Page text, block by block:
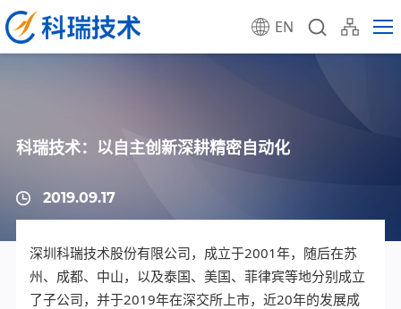
EN
科瑞技术：以自主创新深耕精密自动化
2019.09.17
深圳科瑞技术股份有限公司，成立于2001年，随后在苏
州、成都、中山，以及泰国、美国、菲律宾等地分别成立
了子公司，并于2019年在深交所上市，近20年的发展成